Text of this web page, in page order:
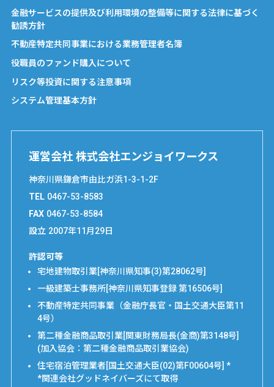
金融サービスの提供及び利用環境の整備等に関する法律に基づく
勧誘方針
不動産特定共同事業における業務管理者名簿
役職員のファンド購入について
リスク等投資に関する注意事項
システム管理基本方針
運営会社 株式会社エンジョイワークス
神奈川県鎌倉市由比ガ浜1-3-1-2F
TEL 0467-53-8583
FAX 0467-53-8584
設立 2007年11月29日
許認可等
宅地建物取引業[神奈川県知事(3)第28062号]
一級建築士事務所[神奈川県知事登録 第16506号]
不動産特定共同事業（金融庁長官・国土交通大臣第11
4号）
第二種金融商品取引業[関東財務局長(金商)第3148号]
(加入協会：第二種金融商品取引業協会)
住宅宿泊管理業者[国土交通大臣(02)第F00604号] *
*関連会社グッドネイバーズにて取得